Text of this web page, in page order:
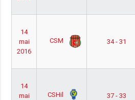
14
mai
2016
CSM 34 - 31
14
mai
CSHil 37 - 33